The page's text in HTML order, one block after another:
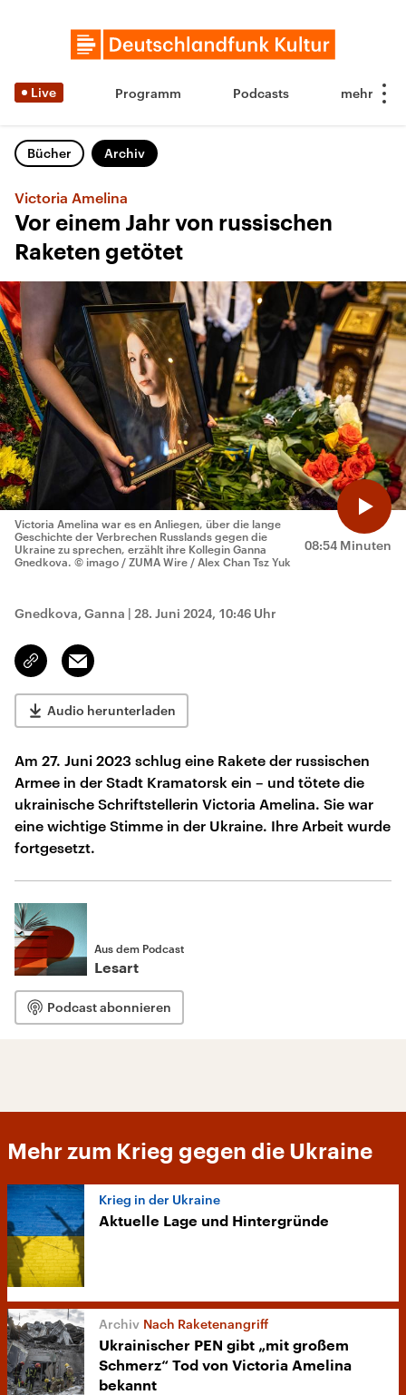
Live Programm Podcasts
Bücher Archiv
Victoria Amelina
Vor einem Jahr von russischen
Raketen getötet
08:54 Minuten
Victoria Amelina war es en Anliegen, über die lange
Geschichte der Verbrechen Russlands gegen die
Ukraine zu sprechen, erzählt ihre Kollegin Ganna
Gnedkova. © imago / ZUMA Wire / Alex Chan Tsz Yuk
Gnedkova, Ganna | 28. Juni 2024, 10:46 Uhr
Link
kopieren/teilen
Email
Audio herunterladen
Am 27. Juni 2023 schlug eine Rakete der russischen
Armee in der Stadt Kramatorsk ein – und tötete die
ukrainische Schriftstellerin Victoria Amelina. Sie war
eine wichtige Stimme in der Ukraine. Ihre Arbeit wurde
fortgesetzt.
Aus dem Podcast
Lesart
Podcast abonnieren
Mehr zum Krieg gegen die Ukraine
Krieg in der Ukraine
Aktuelle Lage und Hintergründe
Nach Raketenangriff
Ukrainischer PEN gibt „mit großem
Schmerz“ Tod von Victoria Amelina
bekannt